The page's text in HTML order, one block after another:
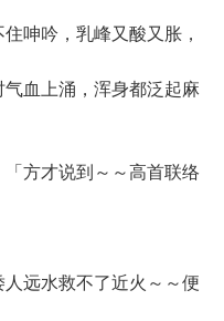
呻吟，乳峰又酸又胀，
血上涌，浑身都泛起麻
方才说到～～高首联络
远水救不了近火～～便